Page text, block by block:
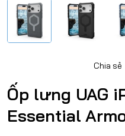
Chia sẻ
Ốp lưng UAG
Essential